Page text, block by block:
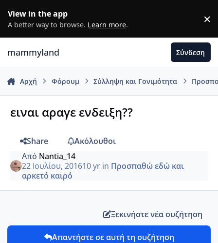
View in the app
A better way to browse. Learn more. ×
mammyland Σύνδεση
Αρχή Φόρουμ Σύλληψη και Γονιμότητα
ειναι αραγε ενδειξη??
Share
Ακόλουθοι
Από Nantia_14
22 Ιουλίου, 201610 yrin Προσπαθώ εδώ και
αρκετό καιρό
Ξεκινήστε νέα συζήτηση
Απαντήστε σε αυτή τη συζήτηση